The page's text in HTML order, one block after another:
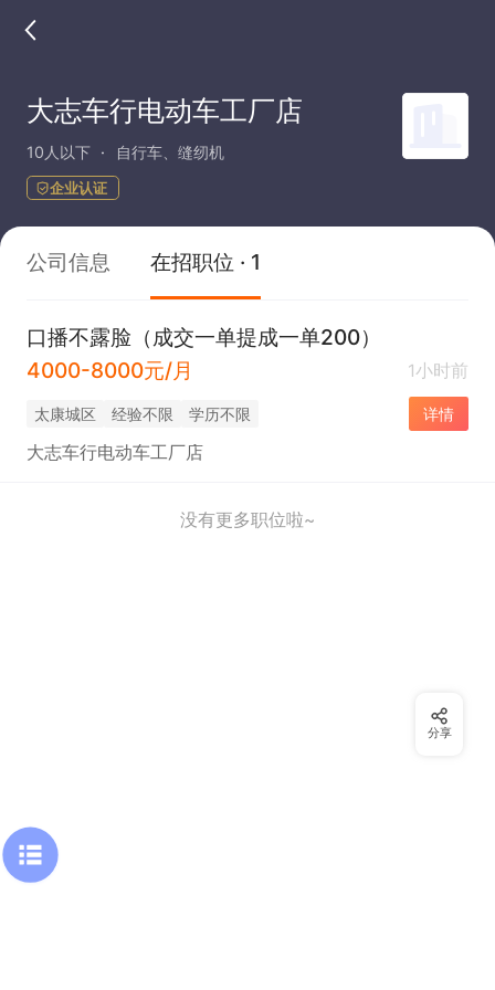
大志车行电动车工厂店
10人以下 自行车、缝纫机
企业认证
公司信息 在招职位 · 1
口播不露脸（成交一单提成一单200）
4000-8000元/月
1小时前
太康城区 经验不限 学历不限 详情
大志车行电动车工厂店
没有更多职位啦~
分享